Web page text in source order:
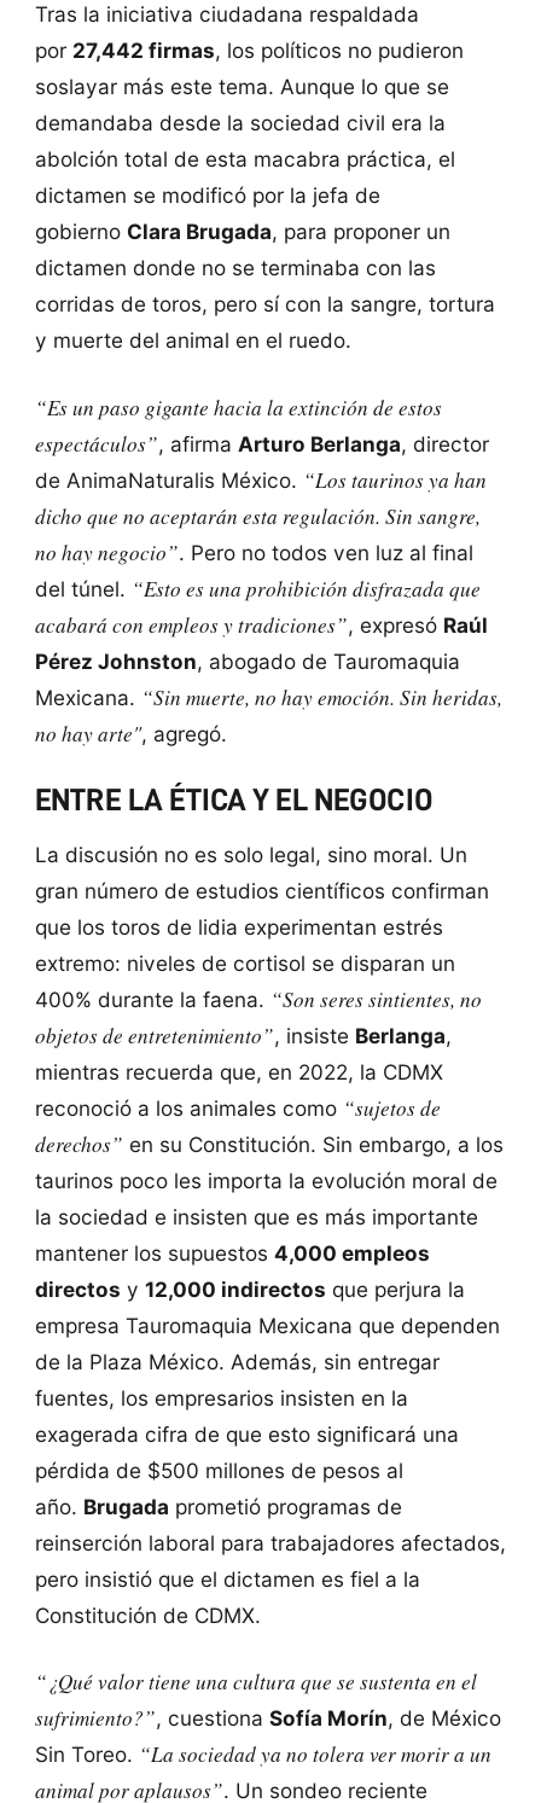
Tras la iniciativa ciudadana respaldada
por 27,442 firmas, los políticos no pudieron
soslayar más este tema. Aunque lo que se
demandaba desde la sociedad civil era la
abolción total de esta macabra práctica, el
dictamen se modificó por la jefa de
gobierno Clara Brugada, para proponer un
dictamen donde no se terminaba con las
corridas de toros, pero sí con la sangre, tortura
y muerte del animal en el ruedo.
“Es un paso gigante hacia la extinción de estos
espectáculos”, afirma Arturo Berlanga, director
de AnimaNaturalis México. “Los taurinos ya han
dicho que no aceptarán esta regulación. Sin sangre,
no hay negocio”. Pero no todos ven luz al final
del túnel. “Esto es una prohibición disfrazada que
acabará con empleos y tradiciones”, expresó Raúl
Pérez Johnston, abogado de Tauromaquia
Mexicana. “Sin muerte, no hay emoción. Sin heridas,
no hay arte", agregó.
ENTRE LA ÉTICA Y EL NEGOCIO
La discusión no es solo legal, sino moral. Un
gran número de estudios científicos confirman
que los toros de lidia experimentan estrés
extremo: niveles de cortisol se disparan un
400% durante la faena. “Son seres sintientes, no
objetos de entretenimiento”, insiste Berlanga,
mientras recuerda que, en 2022, la CDMX
reconoció a los animales como “sujetos de
derechos” en su Constitución. Sin embargo, a los
taurinos poco les importa la evolución moral de
la sociedad e insisten que es más importante
mantener los supuestos 4,000 empleos
directos y 12,000 indirectos que perjura la
empresa Tauromaquia Mexicana que dependen
de la Plaza México. Además, sin entregar
fuentes, los empresarios insisten en la
exagerada cifra de que esto significará una
pérdida de $500 millones de pesos al
año. Brugada prometió programas de
reinserción laboral para trabajadores afectados,
pero insistió que el dictamen es fiel a la
Constitución de CDMX.
“¿Qué valor tiene una cultura que se sustenta en el
sufrimiento?”, cuestiona Sofía Morín, de México
Sin Toreo. “La sociedad ya no tolera ver morir a un
animal por aplausos”. Un sondeo reciente